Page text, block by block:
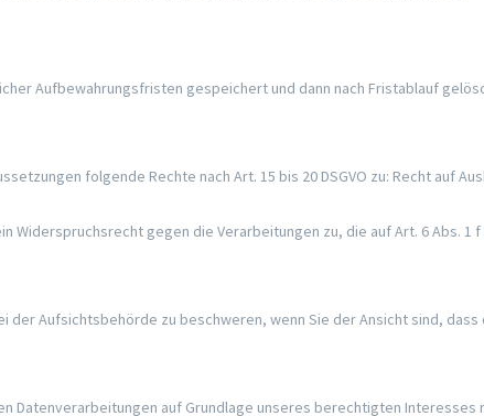
Aufbewahrungsfristen gespeichert und dann nach Fristablauf
folgende Rechte nach Art. 15 bis 20 DSGVO zu: Recht auf
Widerspruchsrecht gegen die Verarbeitungen zu, die auf Art. 6 Abs.
der Aufsichtsbehörde zu beschweren, wenn Sie der Ansicht sind,
auf Grundlage unseres berechtigten Interesses